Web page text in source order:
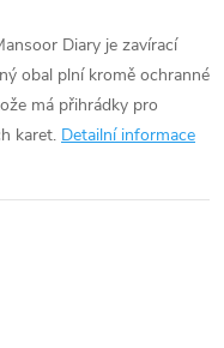
Diary je zavírací
obal plní kromě ochranné
má přihrádky pro
karet. Detailní informace